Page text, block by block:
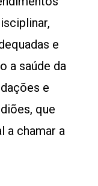
e
a saúde da
e
que
a chamar a